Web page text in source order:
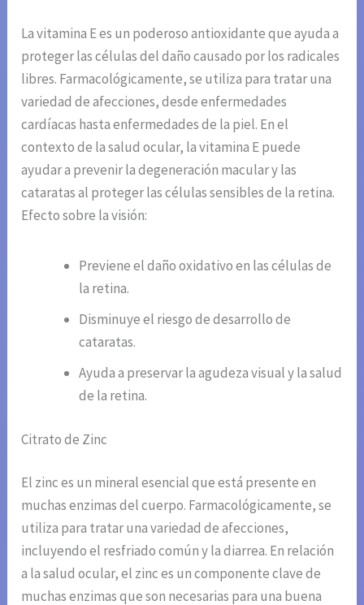
La vitamina E es un poderoso antioxidante que ayuda a
proteger las células del daño causado por los radicales
libres. Farmacológicamente, se utiliza para tratar una
variedad de afecciones, desde enfermedades
cardíacas hasta enfermedades de la piel. En el
contexto de la salud ocular, la vitamina E puede
ayudar a prevenir la degeneración macular y las
cataratas al proteger las células sensibles de la retina.
Efecto sobre la visión:
Previene el daño oxidativo en las células de
la retina.
Disminuye el riesgo de desarrollo de
cataratas.
Ayuda a preservar la agudeza visual y la salud
de la retina.
Citrato de Zinc
El zinc es un mineral esencial que está presente en
muchas enzimas del cuerpo. Farmacológicamente, se
utiliza para tratar una variedad de afecciones,
incluyendo el resfriado común y la diarrea. En relación
a la salud ocular, el zinc es un componente clave de
muchas enzimas que son necesarias para una buena